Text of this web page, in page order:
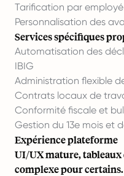
Tarification par
Personnalisation des
Services spécifiques
Automatisation des
IBIG
Administration flexible
Contrats locaux de
Conformité fiscale et
Gestion du 13e mois et
Expérience plateforme
UI/UX mature,
complexe pour certains.